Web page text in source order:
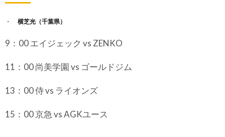
横芝光（千葉県）
9：00 エイジェック vs ZENKO
11：00 尚美学園 vs ゴールドジム
13：00 侍 vs ライオンズ
15：00 京急 vs AGKユース